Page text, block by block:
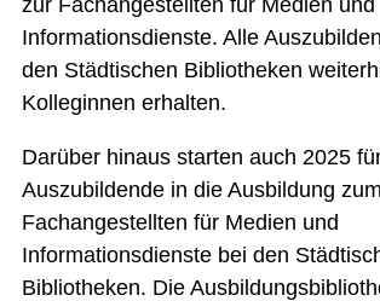
Informationsdienste. Alle
den Städtischen Bibliotheken
Kolleginnen erhalten.
Darüber hinaus starten auch 2025
Auszubildende in die Ausbildung
Fachangestellten für Medien und
Informationsdienste bei den
Bibliotheken. Die